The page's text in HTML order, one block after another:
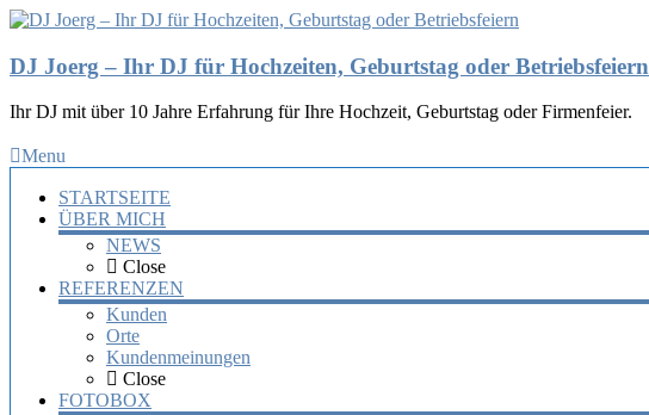
DJ Joerg – Ihr DJ für Hochzeiten, Geburtstag oder Betriebsfeiern
Ihr DJ mit über 10 Jahre Erfahrung für Ihre Hochzeit, Geburtstag oder Firmenfeier.
Menu
STARTSEITE
ÜBER MICH
NEWS
Close
REFERENZEN
Kunden
Orte
Kundenmeinungen
Close
FOTOBOX